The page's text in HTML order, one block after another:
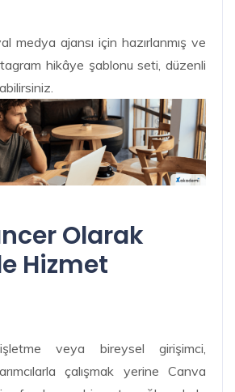
medya ajansı için hazırlanmış ve
hikâye şablonu seti, düzenli
Olarak
Hizmet
veya bireysel girişimci,
çalışmak yerine Canva